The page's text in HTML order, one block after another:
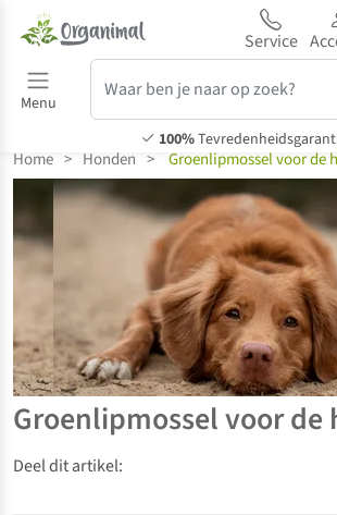
Service
Menu
100%
Home > Honden > Groenlipmossel voor de
Groenlipmossel voor de
Deel dit artikel: